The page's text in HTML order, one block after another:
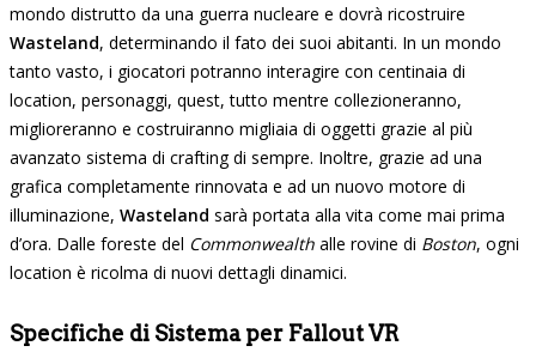
mondo distrutto da una guerra nucleare e dovrà ricostruire
Wasteland, determinando il fato dei suoi abitanti. In un mondo
tanto vasto, i giocatori potranno interagire con centinaia di
location, personaggi, quest, tutto mentre collezioneranno,
miglioreranno e costruiranno migliaia di oggetti grazie al più
avanzato sistema di crafting di sempre. Inoltre, grazie ad una
grafica completamente rinnovata e ad un nuovo motore di
illuminazione, Wasteland sarà portata alla vita come mai prima
d’ora. Dalle foreste del Commonwealth alle rovine di Boston, ogni
location è ricolma di nuovi dettagli dinamici.
Specifiche di Sistema per Fallout VR